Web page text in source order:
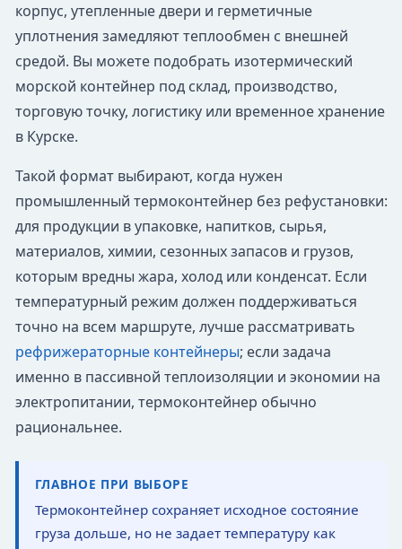
корпус, утепленные двери и герметичные
уплотнения замедляют теплообмен с внешней
средой. Вы можете подобрать изотермический
морской контейнер под склад, производство,
торговую точку, логистику или временное хранение
в Курске.
Такой формат выбирают, когда нужен
промышленный термоконтейнер без рефустановки:
для продукции в упаковке, напитков, сырья,
материалов, химии, сезонных запасов и грузов,
которым вредны жара, холод или конденсат. Если
температурный режим должен поддерживаться
точно на всем маршруте, лучше рассматривать
рефрижераторные контейнеры; если задача
именно в пассивной теплоизоляции и экономии на
электропитании, термоконтейнер обычно
рациональнее.
ГЛАВНОЕ ПРИ ВЫБОРЕ
Термоконтейнер сохраняет исходное состояние
груза дольше, но не задает температуру как